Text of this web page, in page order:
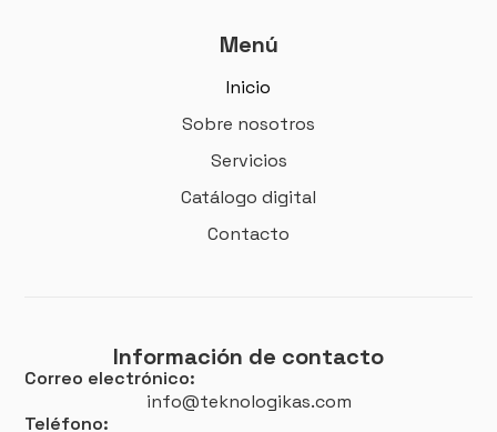
Menú
Inicio
Sobre nosotros
Servicios
Catálogo digital
Contacto
Información de contacto
Correo electrónico:
info@teknologikas.com
Teléfono: